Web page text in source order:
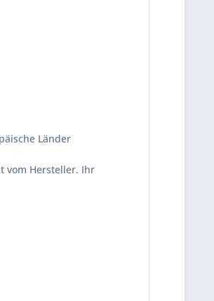
Länder
vom Hersteller. Ihr